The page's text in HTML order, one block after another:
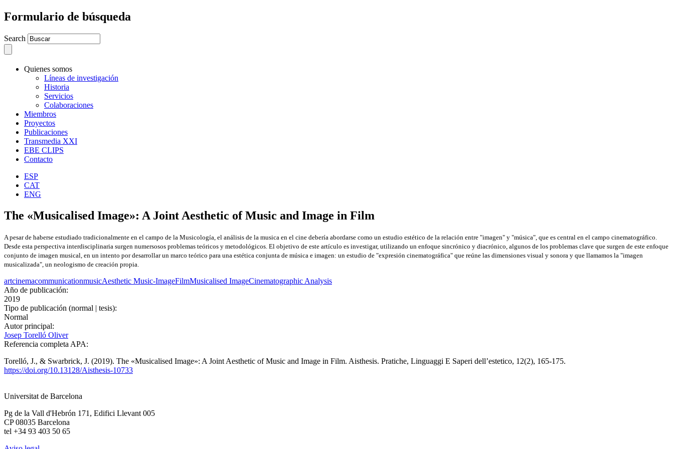
Formulario de búsqueda
Search
Quienes somos
Líneas de investigación
Historia
Servicios
Colaboraciones
Miembros
Proyectos
Publicaciones
Transmedia XXI
EBE CLIPS
Contacto
ESP
CAT
ENG
The «Musicalised Image»: A Joint Aesthetic of Music and Image in Film
A pesar de haberse estudiado tradicionalmente en el campo de la Musicología, el análisis de la musica en el cine debería abordarse como un estudio estético de la relación entre "imagen" y "música", que es central en el campo cinematográfico.
Desde esta perspectiva interdisciplinaria surgen numersosos problemas teóricos y metodológicos. El objetivo de este artículo es investigar, utilizando un enfoque sincrónico y diacrónico, algunos de los problemas clave que surgen de este enfoque
conjunto de imagen musical, en un intento por desarrollar un marco teórico para una estética conjunta de música e imagen: un estudio de "expresión cinematográfica" que reúne las dimensiones visual y sonora y que llamamos la "imagen
musicalizada", un neologismo de creación propia.
artcinemacommunicationmusicAesthetic Music-ImageFilmMusicalised ImageCinematographic Analysis
Año de publicación:
2019
Tipo de publicación (normal | tesis):
Normal
Autor principal:
Josep Torelló Oliver
Referencia completa APA:
Torelló, J., & Swarbrick, J. (2019). The «Musicalised Image»: A Joint Aesthetic of Music and Image in Film. Aisthesis. Pratiche, Linguaggi E Saperi dell’estetico, 12(2), 165-175.
https://doi.org/10.13128/Aisthesis-10733
Universitat de Barcelona
Pg de la Vall d'Hebrón 171, Edifici Llevant 005
CP 08035 Barcelona
tel +34 93 403 50 65